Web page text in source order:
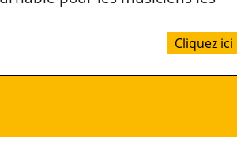
Cliquez ici